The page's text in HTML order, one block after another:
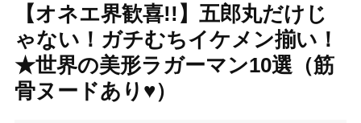
【オネエ界歓喜!!】五郎丸だけじ
ゃない！ガチむちイケメン揃い！
★世界の美形ラガーマン10選（筋
骨ヌードあり♥）